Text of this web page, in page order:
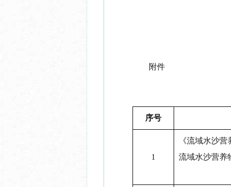
附件
序号
1
《流域水沙
流域水沙营养